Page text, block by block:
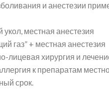
и анестезии
местная анестезия
газ” + местная анестезия
лицевая хирургия и
к препаратам
срок.